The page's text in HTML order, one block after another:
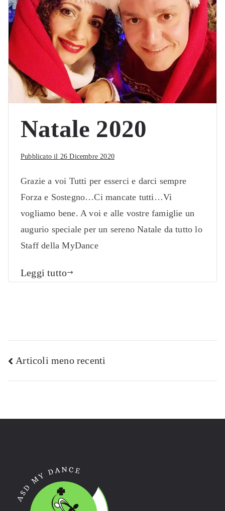
Natale 2020
Pubblicato il 26 Dicembre 2020
Grazie a voi Tutti per esserci e darci sempre
Forza e Sostegno…Ci mancate tutti…Vi
vogliamo bene. A voi e alle vostre famiglie un
augurio speciale per un sereno Natale da tutto lo
Staff della MyDance
Leggi tutto
Navigazione
Articoli meno recenti